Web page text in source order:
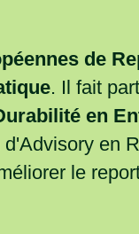
de
. Il fait
en
en
le